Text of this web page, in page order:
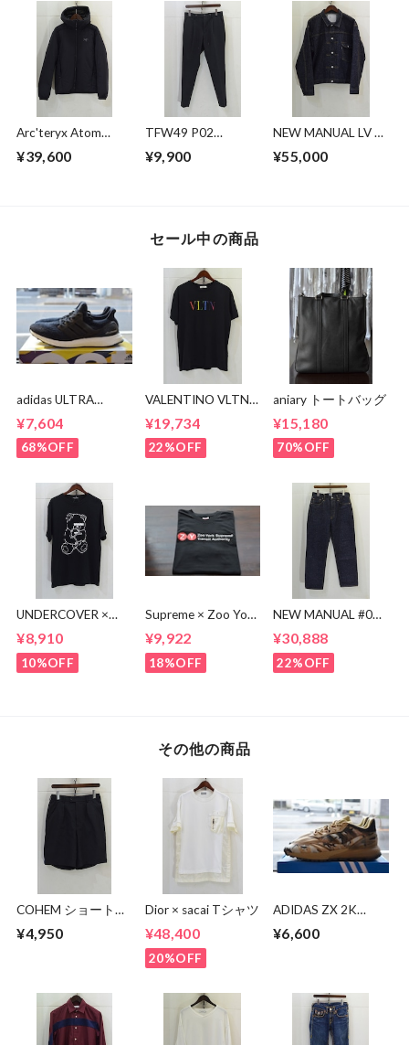
Arc'teryx Atom
¥39,600
TFW49 P02
¥9,900
NEW MANUAL LV T-
JACKET
¥55,000
セール中の商品
adidas ULTRA
¥7,604
68%OFF
VALENTINO VLTN
¥19,734
22%OFF
aniary トートバッグ
¥15,180
70%OFF
UNDERCOVER ×
KAWAMURA BEAR
TEE
¥8,910
10%OFF
Supreme × Zoo York
¥9,922
18%OFF
NEW MANUAL #017
JEANS / OW
¥30,888
22%OFF
その他の商品
COHEM ショートパ
¥4,950
Dior × sacai Tシャツ
¥48,400
20%OFF
ADIDAS ZX 2K
¥6,600